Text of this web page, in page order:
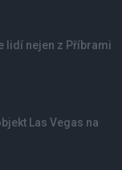
lidí nejen z Příbrami
Las Vegas na